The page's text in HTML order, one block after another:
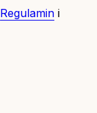
Regulamin i